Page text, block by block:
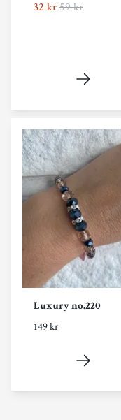
32 kr59 kr
Luxury no.220
149 kr